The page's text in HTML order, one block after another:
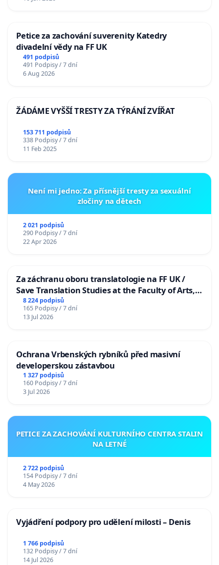
Petice za zachování suverenity Katedry
divadelní vědy na FF UK
491 podpisů
491 Podpisy / 7 dní
6 Aug 2026
ŽÁDÁME VYŠŠÍ TRESTY ZA TÝRÁNÍ ZVÍŘAT
153 711 podpisů
338 Podpisy / 7 dní
11 Feb 2025
Není mi jedno: Za přísnější tresty za sexuální
zločiny na dětech
2 021 podpisů
290 Podpisy / 7 dní
22 Apr 2026
Za záchranu oboru translatologie na FF UK /
Save Translation Studies at the Faculty of Arts,
Charles University
8 224 podpisů
165 Podpisy / 7 dní
13 Jul 2026
Ochrana Vrbenských rybníků před masivní
developerskou zástavbou
1 327 podpisů
160 Podpisy / 7 dní
3 Jul 2026
PETICE ZA ZACHOVÁNÍ KULTURNÍHO CENTRA STALIN
NA LETNÉ
2 722 podpisů
154 Podpisy / 7 dní
4 May 2026
Vyjádření podpory pro udělení milosti – Denis
1 766 podpisů
132 Podpisy / 7 dní
14 Jul 2026